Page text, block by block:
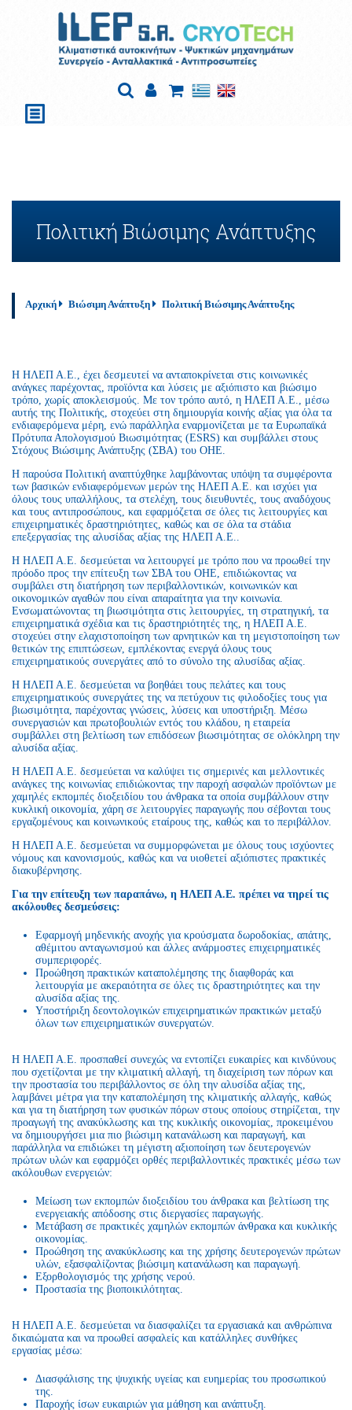
Πολιτική Βιώσιμης Ανάπτυξης
Αρχική Βιώσιμη Ανάπτυξη Πολιτική Βιώσιμης Ανάπτυξης
Η ΗΛΕΠ Α.Ε., έχει δεσμευτεί να ανταποκρίνεται στις κοινωνικές
ανάγκες παρέχοντας, προϊόντα και λύσεις με αξιόπιστο και βιώσιμο
τρόπο, χωρίς αποκλεισμούς. Με τον τρόπο αυτό, η ΗΛΕΠ Α.Ε., μέσω
αυτής της Πολιτικής, στοχεύει στη δημιουργία κοινής αξίας για όλα τα
ενδιαφερόμενα μέρη, ενώ παράλληλα εναρμονίζεται με τα Ευρωπαϊκά
Πρότυπα Απολογισμού Βιωσιμότητας (ESRS) και συμβάλλει στους
Στόχους Βιώσιμης Ανάπτυξης (ΣΒΑ) του ΟΗΕ.
Η παρούσα Πολιτική αναπτύχθηκε λαμβάνοντας υπόψη τα συμφέροντα
των βασικών ενδιαφερόμενων μερών της ΗΛΕΠ Α.Ε. και ισχύει για
όλους τους υπαλλήλους, τα στελέχη, τους διευθυντές, τους αναδόχους
και τους αντιπροσώπους, και εφαρμόζεται σε όλες τις λειτουργίες και
επιχειρηματικές δραστηριότητες, καθώς και σε όλα τα στάδια
επεξεργασίας της αλυσίδας αξίας της ΗΛΕΠ Α.Ε..
Η ΗΛΕΠ Α.Ε. δεσμεύεται να λειτουργεί με τρόπο που να προωθεί την
πρόοδο προς την επίτευξη των ΣΒΑ του ΟΗΕ, επιδιώκοντας να
συμβάλει στη διατήρηση των περιβαλλοντικών, κοινωνικών και
οικονομικών αγαθών που είναι απαραίτητα για την κοινωνία.
Ενσωματώνοντας τη βιωσιμότητα στις λειτουργίες, τη στρατηγική, τα
επιχειρηματικά σχέδια και τις δραστηριότητές της, η ΗΛΕΠ Α.Ε.
στοχεύει στην ελαχιστοποίηση των αρνητικών και τη μεγιστοποίηση των
θετικών της επιπτώσεων, εμπλέκοντας ενεργά όλους τους
επιχειρηματικούς συνεργάτες από το σύνολο της αλυσίδας αξίας.
Η ΗΛΕΠ Α.Ε. δεσμεύεται να βοηθάει τους πελάτες και τους
επιχειρηματικούς συνεργάτες της να πετύχουν τις φιλοδοξίες τους για
βιωσιμότητα, παρέχοντας γνώσεις, λύσεις και υποστήριξη. Μέσω
συνεργασιών και πρωτοβουλιών εντός του κλάδου, η εταιρεία
συμβάλλει στη βελτίωση των επιδόσεων βιωσιμότητας σε ολόκληρη την
αλυσίδα αξίας.
Η ΗΛΕΠ Α.Ε. δεσμεύεται να καλύψει τις σημερινές και μελλοντικές
ανάγκες της κοινωνίας επιδιώκοντας την παροχή ασφαλών προϊόντων με
χαμηλές εκπομπές διοξειδίου του άνθρακα τα οποία συμβάλλουν στην
κυκλική οικονομία, χάρη σε λειτουργίες παραγωγής που σέβονται τους
εργαζομένους και κοινωνικούς εταίρους της, καθώς και το περιβάλλον.
Η ΗΛΕΠ Α.Ε. δεσμεύεται να συμμορφώνεται με όλους τους ισχύοντες
νόμους και κανονισμούς, καθώς και να υιοθετεί αξιόπιστες πρακτικές
διακυβέρνησης.
Για την επίτευξη των παραπάνω, η ΗΛΕΠ Α.Ε. πρέπει να τηρεί τις
ακόλουθες δεσμεύσεις:
Εφαρμογή μηδενικής ανοχής για κρούσματα δωροδοκίας, απάτης,
αθέμιτου ανταγωνισμού και άλλες ανάρμοστες επιχειρηματικές
συμπεριφορές.
Προώθηση πρακτικών καταπολέμησης της διαφθοράς και
λειτουργία με ακεραιότητα σε όλες τις δραστηριότητες και την
αλυσίδα αξίας της.
Υποστήριξη δεοντολογικών επιχειρηματικών πρακτικών μεταξύ
όλων των επιχειρηματικών συνεργατών.
Η ΗΛΕΠ Α.Ε. προσπαθεί συνεχώς να εντοπίζει ευκαιρίες και κινδύνους
που σχετίζονται με την κλιματική αλλαγή, τη διαχείριση των πόρων και
την προστασία του περιβάλλοντος σε όλη την αλυσίδα αξίας της,
λαμβάνει μέτρα για την καταπολέμηση της κλιματικής αλλαγής, καθώς
και για τη διατήρηση των φυσικών πόρων στους οποίους στηρίζεται, την
προαγωγή της ανακύκλωσης και της κυκλικής οικονομίας, προκειμένου
να δημιουργήσει μια πιο βιώσιμη κατανάλωση και παραγωγή, και
παράλληλα να επιδιώκει τη μέγιστη αξιοποίηση των δευτερογενών
πρώτων υλών και εφαρμόζει ορθές περιβαλλοντικές πρακτικές μέσω των
ακόλουθων ενεργειών:
Μείωση των εκπομπών διοξειδίου του άνθρακα και βελτίωση της
ενεργειακής απόδοσης στις διεργασίες παραγωγής.
Μετάβαση σε πρακτικές χαμηλών εκπομπών άνθρακα και κυκλικής
οικονομίας.
Προώθηση της ανακύκλωσης και της χρήσης δευτερογενών πρώτων
υλών, εξασφαλίζοντας βιώσιμη κατανάλωση και παραγωγή.
Εξορθολογισμός της χρήσης νερού.
Προστασία της βιοποικιλότητας.
Η ΗΛΕΠ Α.Ε. δεσμεύεται να διασφαλίζει τα εργασιακά και ανθρώπινα
δικαιώματα και να προωθεί ασφαλείς και κατάλληλες συνθήκες
εργασίας μέσω:
Διασφάλισης της ψυχικής υγείας και ευημερίας του προσωπικού
της.
Παροχής ίσων ευκαιριών για μάθηση και ανάπτυξη.